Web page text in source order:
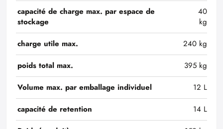
capacité de charge max. par espace de
stockage
40
kg
charge utile max.
240 kg
poids total max.
395 kg
Volume max. par emballage individuel
12 L
capacité de retention
14 L